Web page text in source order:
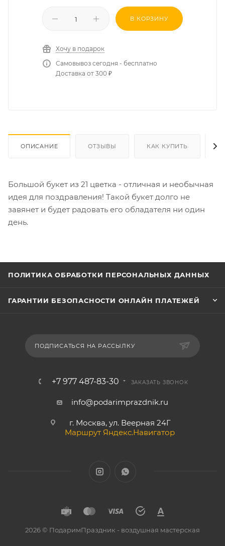
В КОРЗИНУ
Хочу в подарок
Самовывоз сегодня - бесплатно
Доставка от 300 ₽
ОПИСАНИЕ ОТЗЫВЫ КАК КУПИТЬ
Большой букет из 21 цветка - отличная и необычная
идея для поздравления! Такой букет долго не
завянет и будет радовать его обладателя ни один
день.
ПОЛИТИКА ОБРАБОТКИ ПЕРСОНАЛЬНЫХ ДАННЫХ
ГАРАНТИИ БЕЗОПАСНОСТИ ОНЛАЙН ПЛАТЕЖЕЙ
ПОДПИСАТЬСЯ НА РАССЫЛКУ
+7 977 487-83-30 ЗАКАЗАТЬ ЗВОНОК
info@podarimprazdnik.ru
г. Москва, ул. Веерная 24Г
Маршрут Яндекс.Навигатор
2026 © ПодаримПраздник - воздушная мастерская